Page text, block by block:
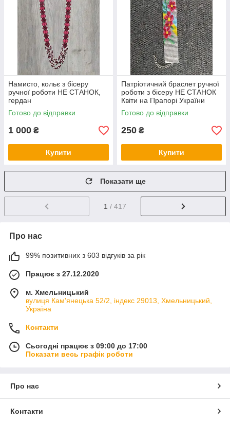
Намисто, кольє з бісеру
ручної роботи НЕ СТАНОК,
гердан
Готово до відправки
1 000 ₴
Купити
Патріотичний браслет ручної
роботи з бісеру НЕ СТАНОК
Квіти на Прапорі України
Готово до відправки
250 ₴
Купити
Показати ще
1 / 417
Про нас
99% позитивних з 603 відгуків за рік
Працює з 27.12.2020
м. Хмельницький
вулиця Кам'янецька 52/2, індекс 29013, Хмельницький,
Україна
Контакти
Сьогодні працює з 09:00 до 17:00
Показати весь графік роботи
Про нас
Контакти